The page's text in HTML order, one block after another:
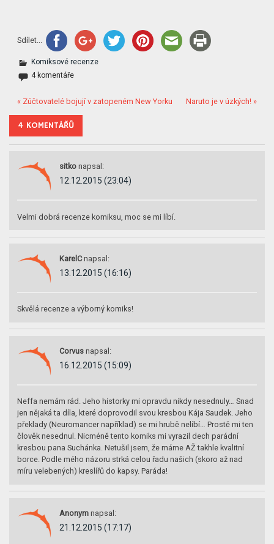
Sdílet...
Komiksové recenze
4 komentáře
« Zúčtovatelé bojují v zatopeném New Yorku Naruto je v úzkých! »
4 KOMENTÁŘŮ
sitko napsal:
12.12.2015 (23:04)
Velmi dobrá recenze komiksu, moc se mi líbí.
KarelC napsal:
13.12.2015 (16:16)
Skvělá recenze a výborný komiks!
Corvus napsal:
16.12.2015 (15:09)
Neffa nemám rád. Jeho historky mi opravdu nikdy nesednuly… Snad
jen nějaká ta díla, které doprovodil svou kresbou Kája Saudek. Jeho
překlady (Neuromancer například) se mi hrubě nelíbí… Prostě mi ten
člověk nesednul. Nicméně tento komiks mi vyrazil dech parádní
kresbou pana Suchánka. Netušil jsem, že máme AŽ takhle kvalitní
borce. Podle mého názoru strká celou řadu našich (skoro až nad
míru velebených) kreslířů do kapsy. Paráda!
Anonym napsal:
21.12.2015 (17:17)